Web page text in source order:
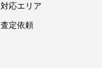
対応エリア
査定依頼